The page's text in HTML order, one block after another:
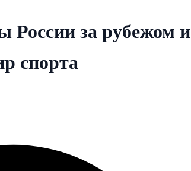
России за рубежом и
спорта